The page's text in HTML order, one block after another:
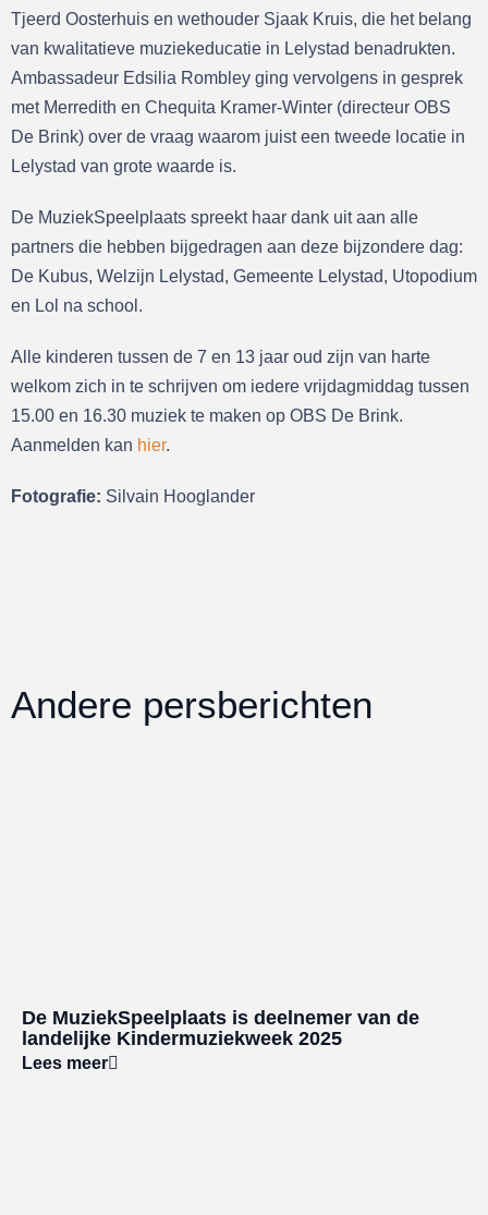
Tjeerd Oosterhuis en wethouder Sjaak Kruis, die het belang
van kwalitatieve muziekeducatie in Lelystad benadrukten.
Ambassadeur Edsilia Rombley ging vervolgens in gesprek
met Merredith en Chequita Kramer-Winter (directeur OBS
De Brink) over de vraag waarom juist een tweede locatie in
Lelystad van grote waarde is.
De MuziekSpeelplaats spreekt haar dank uit aan alle
partners die hebben bijgedragen aan deze bijzondere dag:
De Kubus, Welzijn Lelystad, Gemeente Lelystad, Utopodium
en Lol na school.
Alle kinderen tussen de 7 en 13 jaar oud zijn van harte
welkom zich in te schrijven om iedere vrijdagmiddag tussen
15.00 en 16.30 muziek te maken op OBS De Brink.
Aanmelden kan hier.
Fotografie: Silvain Hooglander
Andere persberichten
De MuziekSpeelplaats is deelnemer van de
landelijke Kindermuziekweek 2025
Lees meer